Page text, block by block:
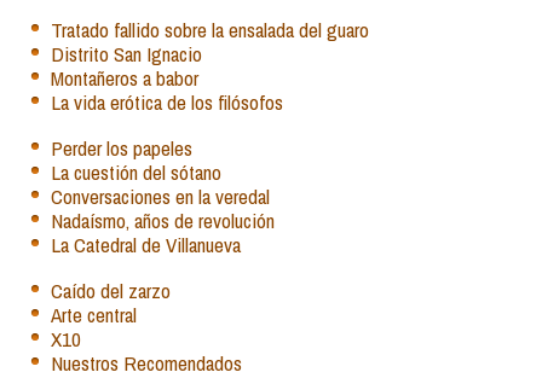
Tratado fallido sobre la ensalada del guaro
Distrito San Ignacio
Montañeros a babor
La vida erótica de los filósofos
Perder los papeles
La cuestión del sótano
Conversaciones en la veredal
Nadaísmo, años de revolución
La Catedral de Villanueva
Caído del zarzo
Arte central
X10
Nuestros Recomendados